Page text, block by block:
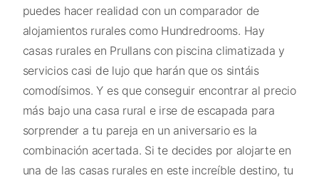
puedes hacer realidad con un comparador de
alojamientos rurales como Hundredrooms. Hay
casas rurales en Prullans con piscina climatizada y
servicios casi de lujo que harán que os sintáis
comodísimos. Y es que conseguir encontrar al precio
más bajo una casa rural e irse de escapada para
sorprender a tu pareja en un aniversario es la
combinación acertada. Si te decides por alojarte en
una de las casas rurales en este increíble destino, tu